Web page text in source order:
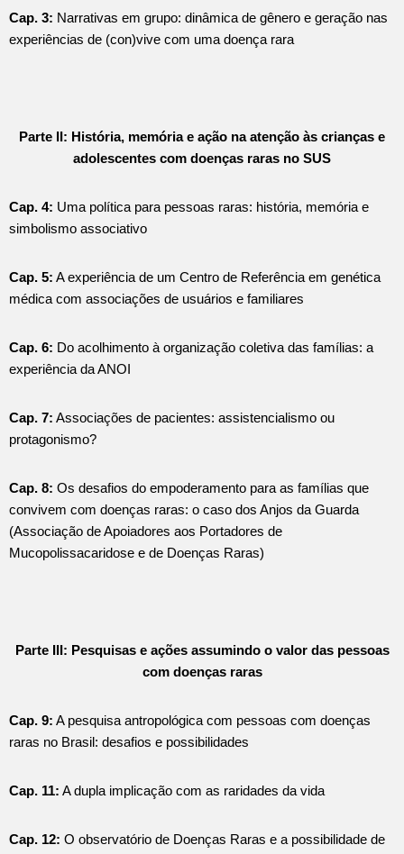
Cap. 3: Narrativas em grupo: dinâmica de gênero e geração nas
experiências de (con)vive com uma doença rara
Parte II: História, memória e ação na atenção às crianças e
adolescentes com doenças raras no SUS
Cap. 4: Uma política para pessoas raras: história, memória e
simbolismo associativo
Cap. 5: A experiência de um Centro de Referência em genética
médica com associações de usuários e familiares
Cap. 6: Do acolhimento à organização coletiva das famílias: a
experiência da ANOI
Cap. 7: Associações de pacientes: assistencialismo ou
protagonismo?
Cap. 8: Os desafios do empoderamento para as famílias que
convivem com doenças raras: o caso dos Anjos da Guarda
(Associação de Apoiadores aos Portadores de
Mucopolissacaridose e de Doenças Raras)
Parte III: Pesquisas e ações assumindo o valor das pessoas
com doenças raras
Cap. 9: A pesquisa antropológica com pessoas com doenças
raras no Brasil: desafios e possibilidades
Cap. 11: A dupla implicação com as raridades da vida
Cap. 12: O observatório de Doenças Raras e a possibilidade de